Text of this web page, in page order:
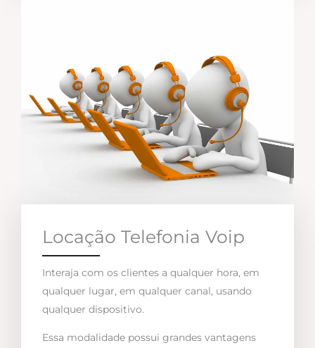
Locação Telefonia Voip
Interaja com os clientes a qualquer hora, em
qualquer lugar, em qualquer canal, usando
qualquer dispositivo.
Essa modalidade possui grandes vantagens